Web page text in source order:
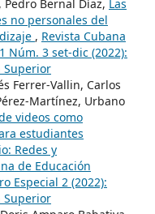
Pedro Bernal Díaz, Las
no personales del
, Revista Cubana
Núm. 3 set-dic (2022):
Superior
Ferrer-Vallin, Carlos
Martínez, Urbano
videos como
estudiantes
Redes y
de Educación
Especial 2 (2022):
Superior